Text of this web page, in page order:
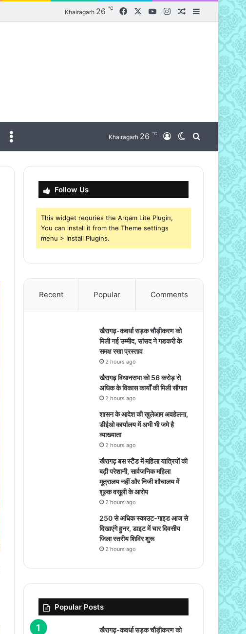
Khairagarh 26 ℃ FacebookYouTubeInstagramRandom Article
Sidebar
Khairagarh 26 ℃ Log InSwitch skin
Search for
Follow Us
This widget requries the Arqam Lite Plugin,
You can install it from the Theme settings
menu > Install Plugins.
Recent Popular Comments
खैरागढ़-कवर्धा सड़क चौड़ीकरण को
मिली नई उम्मीद, सांसद ने गडकरी के
समक्ष रखा प्रस्ताव
2 hours ago
खैरागढ़ विधानसभा को 56 करोड़ से
अधिक के विकास कार्यों की मिली सौगात
2 hours ago
शासन के आदेश की खुलेआम अवहेलना,
डीईओ कार्यालय में अभी भी जमे है
व्याख्याता
2 hours ago
खैरागढ़ बस स्टैंड में महिला यात्रियों की
बढ़ी परेशानी, सार्वजनिक महिला
मूत्रालय नहीं और निजी शौचालय में
शुल्क वसूली के आरोप
2 hours ago
250 से अधिक स्काउट-गाइड आज से
दिखाएंगे हुनर, डाइट में चार दिवसीय
जिला स्तरीय शिविर शुरू
2 hours ago
Popular Posts
खैरागढ़-कवर्धा सड़क चौड़ीकरण को